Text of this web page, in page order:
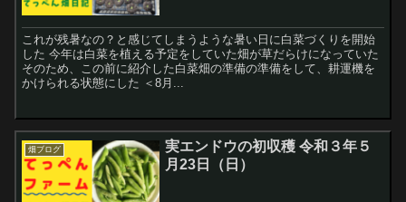
これが残暑なの？と感じてしまうような暑い日に白菜づくりを開始
した 今年は白菜を植える予定をしていた畑が草だらけになっていた
そのため、この前に紹介した白菜畑の準備の準備をして、耕運機を
かけられる状態にした ＜8月...
畑ブログ
実エンドウの初収穫 令和３年５
月23日（日）